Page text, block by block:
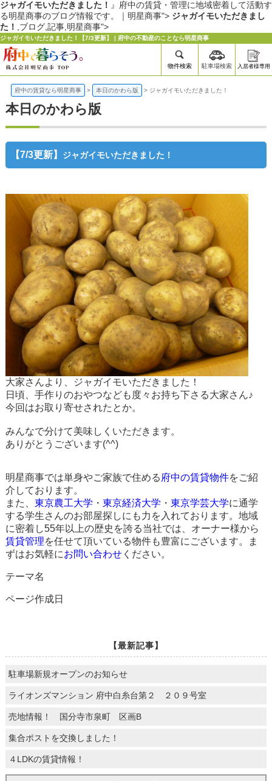
ジャガイモいただきました！ 』府中の賃貸・管理に地域密着して活動す
る明星商事のブログ情報です。｜明星商事"> ジャガイモいただきまし
た！
,ブログ,記事,明星商事">
ジャガイモいただきました！【7/3更新】 | 府中の不動産のことなら明星商事
物件検索 駐車場検索 入居者様専用
府中の賃貸なら明星商事 > 本日のかわら版 > ジャガイモいただきました！
本日のかわら版
【7/3更新】 ジャガイモいただきました！
大家さんより、ジャガイモいただきました！
日頃、手作りのおやつなども度々お持ち下さる大家さん♪
今回はお取り寄せされたとか。
みんなで分けて美味しくいただきます。
ありがとうございます(^^)
明星商事では単身やご家族で住める 府中の賃貸物件をご紹
介しております。
また、 東京農工大学 ・ 東京経済大学 ・ 東京学芸大学に通学
する学生さんのお部屋探しにも力を入れております。地域
に密着し55年以上の歴史を誇る当社では、オーナー様から
賃貸管理を任せて頂いている物件も豊富にございます。ま
ずはお気軽にお問い合わせください。
テーマ名
ページ作成日
【最新記事】
駐車場新規オープンのお知らせ
ライオンズマンション 府中白糸台第２ ２０９号室
売地情報！ 国分寺市泉町 区画B
集合ポストを交換しました！
４LDKの賃貸情報！